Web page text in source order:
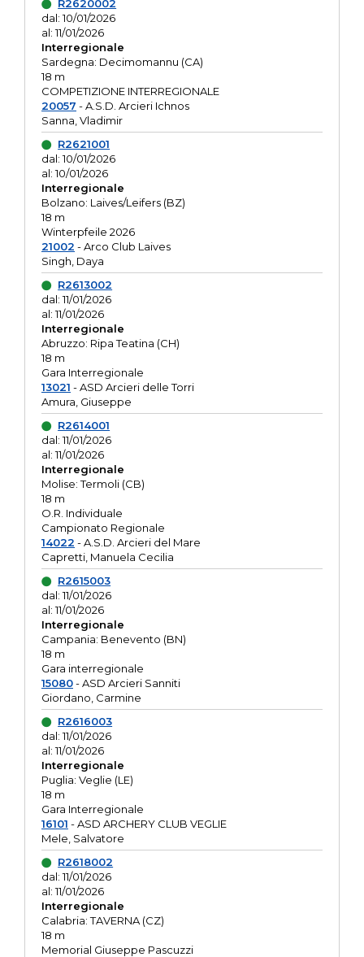
R2620002
dal: 10/01/2026
al: 11/01/2026
Interregionale
Sardegna: Decimomannu (CA)
18 m
COMPETIZIONE INTERREGIONALE
20057 - A.S.D. Arcieri Ichnos
Sanna, Vladimir
R2621001
dal: 10/01/2026
al: 10/01/2026
Interregionale
Bolzano: Laives/Leifers (BZ)
18 m
Winterpfeile 2026
21002 - Arco Club Laives
Singh, Daya
R2613002
dal: 11/01/2026
al: 11/01/2026
Interregionale
Abruzzo: Ripa Teatina (CH)
18 m
Gara Interregionale
13021 - ASD Arcieri delle Torri
Amura, Giuseppe
R2614001
dal: 11/01/2026
al: 11/01/2026
Interregionale
Molise: Termoli (CB)
18 m
O.R. Individuale
Campionato Regionale
14022 - A.S.D. Arcieri del Mare
Capretti, Manuela Cecilia
R2615003
dal: 11/01/2026
al: 11/01/2026
Interregionale
Campania: Benevento (BN)
18 m
Gara interregionale
15080- ASD Arcieri Sanniti
Giordano, Carmine
R2616003
dal: 11/01/2026
al: 11/01/2026
Interregionale
Puglia: Veglie (LE)
18 m
Gara Interregionale
16101 - ASD ARCHERY CLUB VEGLIE
Mele, Salvatore
R2618002
dal: 11/01/2026
al: 11/01/2026
Interregionale
Calabria: TAVERNA (CZ)
18 m
Memorial Giuseppe Pascuzzi